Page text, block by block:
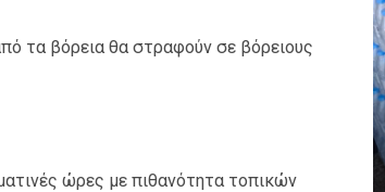
τα βόρεια θα στραφούν σε βόρειους
ώρες με πιθανότητα τοπικών